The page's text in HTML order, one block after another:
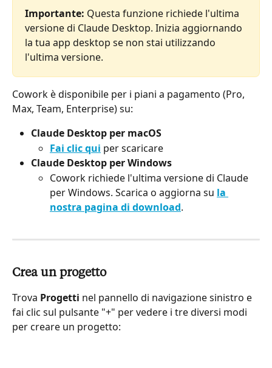
Importante: Questa funzione richiede l'ultima
versione di Claude Desktop. Inizia aggiornando
la tua app desktop se non stai utilizzando
l'ultima versione.
Cowork è disponibile per i piani a pagamento (Pro,
Max, Team, Enterprise) su:
Claude Desktop per macOS
Fai clic qui per scaricare
Claude Desktop per Windows
Cowork richiede l'ultima versione di Claude
per Windows. Scarica o aggiorna su la
nostra pagina di download.
Crea un progetto
Trova Progetti nel pannello di navigazione sinistro e
fai clic sul pulsante "+" per vedere i tre diversi modi
per creare un progetto: